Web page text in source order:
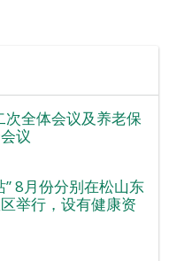
全体会议及养老保
议
8月份分别在松山东
举行，设有健康资